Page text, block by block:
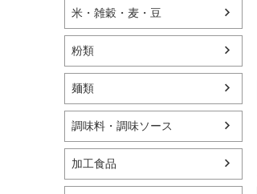
米・雑穀・麦・豆
粉類
麺類
調味料・調味ソース
加工食品